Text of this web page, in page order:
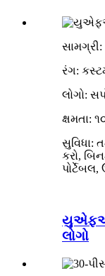
રંગ:
લોગો:
ક્ષમતા:
સુવિધા:
કરો,
યુએફઓ
લોગો